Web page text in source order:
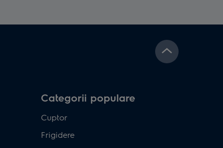
Categorii populare
Cuptor
Frigidere